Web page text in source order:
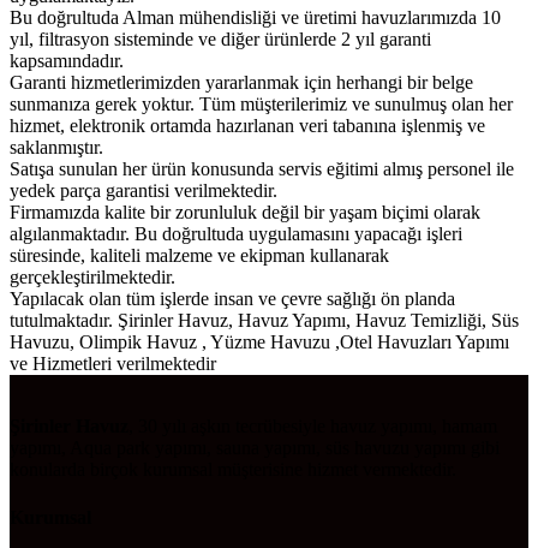
Bu doğrultuda Alman mühendisliği ve üretimi havuzlarımızda 10
yıl, filtrasyon sisteminde ve diğer ürünlerde 2 yıl garanti
kapsamındadır.
Garanti hizmetlerimizden yararlanmak için herhangi bir belge
sunmanıza gerek yoktur. Tüm müşterilerimiz ve sunulmuş olan her
hizmet, elektronik ortamda hazırlanan veri tabanına işlenmiş ve
saklanmıştır.
Satışa sunulan her ürün konusunda servis eğitimi almış personel ile
yedek parça garantisi verilmektedir.
Firmamızda kalite bir zorunluluk değil bir yaşam biçimi olarak
algılanmaktadır. Bu doğrultuda uygulamasını yapacağı işleri
süresinde, kaliteli malzeme ve ekipman kullanarak
gerçekleştirilmektedir.
Yapılacak olan tüm işlerde insan ve çevre sağlığı ön planda
tutulmaktadır. Şirinler Havuz, Havuz Yapımı, Havuz Temizliği, Süs
Havuzu, Olimpik Havuz , Yüzme Havuzu ,Otel Havuzları Yapımı
ve Hizmetleri verilmektedir